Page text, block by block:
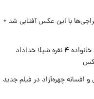
با این عکس آفتابی شد +
ژست صمیمی خانواده ۴ نفره شیلا خداداد
افسانه چهره‌آزاد در فیلم جدید